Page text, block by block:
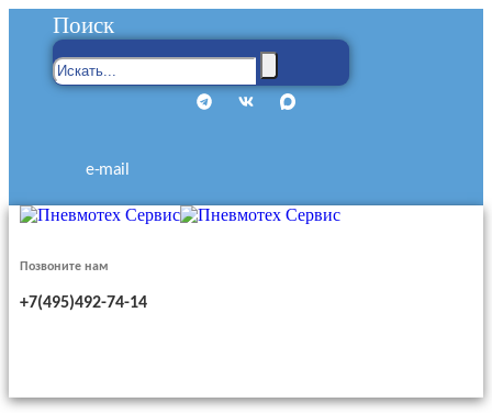
Поиск
e-mail
Позвоните нам
+7(495)492-74-14